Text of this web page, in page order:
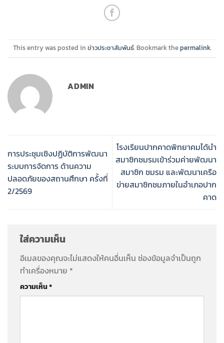
This entry was posted in ข่าวประชาสัมพันธ์. Bookmark thepermalink.
ADMIN
การประชุมเชิงปฏิบัติการพัฒนา
ระบบการจัดการ ด้านความ
ปลอดภัยของสถานศึกษา ครั้งที่
2/2569
โรงเรียนปากคาดพิทยาคมได้นำ
สมาชิกชมรมเข้าร่วมค่ายพัฒนา
สมาชิก ชมรม และพัฒนาเครือ
ข่ายสมาชิกชมภายในอำเภอปาก
คาด
ใส่ความเห็น
อีเมลของคุณจะไม่แสดงให้คนอื่นเห็น ช่องข้อมูลจำเป็นถูก
ทำเครื่องหมาย *
ความเห็น*